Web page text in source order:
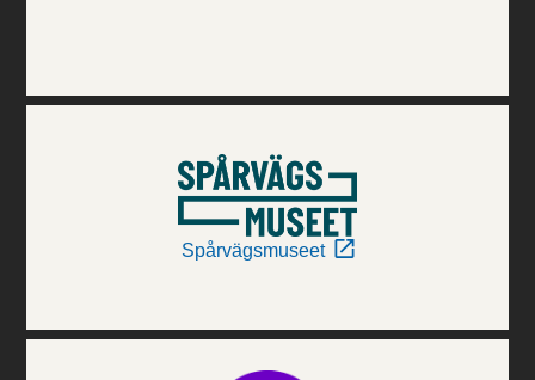
Spårvägsmuseet